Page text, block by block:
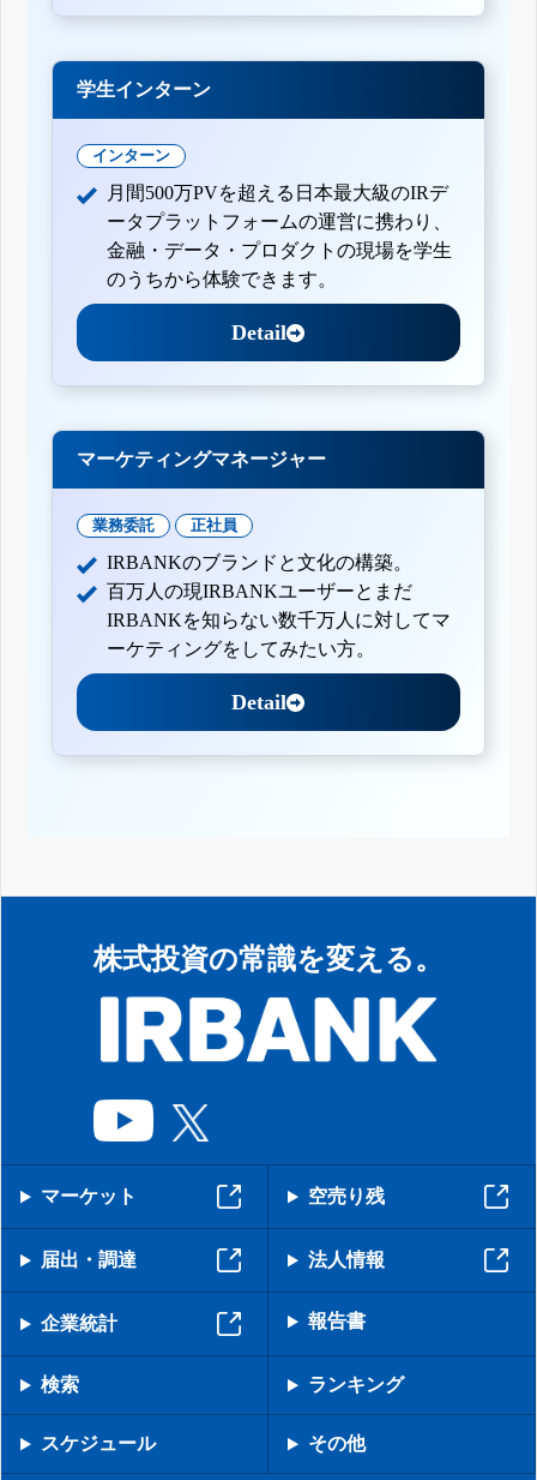
学生インターン
インターン
月間500万PVを超える日本最大級のIRデ
ータプラットフォームの運営に携わり、
金融・データ・プロダクトの現場を学生
のうちから体験できます。
Detail
マーケティングマネージャー
業務委託 正社員
IRBANKのブランドと文化の構築。
百万人の現IRBANKユーザーとまだ
IRBANKを知らない数千万人に対してマ
ーケティングをしてみたい方。
Detail
株式投資の常識を変える。
マーケット 空売り残
届出・調達 法人情報
企業統計 報告書
検索 ランキング
スケジュール その他